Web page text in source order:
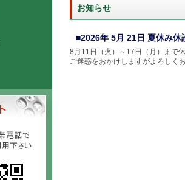
お知らせ
■2026年 5月 21日 夏休み休
8月11日（火）～17日（月）まで
ご迷惑をおかけしますがよろしく